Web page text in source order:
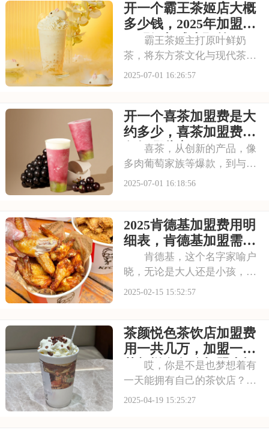
力，不少投资者想加盟。那
么，加盟古茗的费用情况如何
呢？下面就来看看古茗
开一个霸王茶姬店大概
多少钱，2025年加盟费
用明细与成本预算
霸王茶姬主打原叶鲜奶
茶，将东方茶文化与现代茶饮
巧妙结合。以“原叶鲜奶茶”为
茶饮市场脱颖而出。不少投资
者被其吸引，以下是开一个霸
王茶姬店大概多少钱，
2025-07-01 16:26:57
开一个喜茶加盟费是大
约多少，喜茶加盟费用
包括哪些方面
喜茶，从创新的产品，像
多肉葡萄家族等爆款，到与知
名品牌跨界联名提升影响力，
是大约多少，喜茶加盟费用包
括哪些方面的具体分析！希望
能为您提供参考~
2025-07-01 16:18:56
2025肯德基加盟费用明
细表，肯德基加盟需要
什么条件
肯德基，这个名字家喻户
晓，无论是大人还是小孩，都
对它的美味难以忘怀。作为全
味着稳定的客源和广阔的商
机。如果你梦想拥有一家生意
兴隆的快餐店，肯德基
2025-02-15 15:52:57
茶颜悦色茶饮店加盟费
用一共几万，加盟一家
茶颜悦色怎么加盟大概
需要多少钱
哎，你是不是也梦想着有
一天能拥有自己的茶饮店？那
你可不能错过茶颜悦色这个加
2025-04-19 15:25:27